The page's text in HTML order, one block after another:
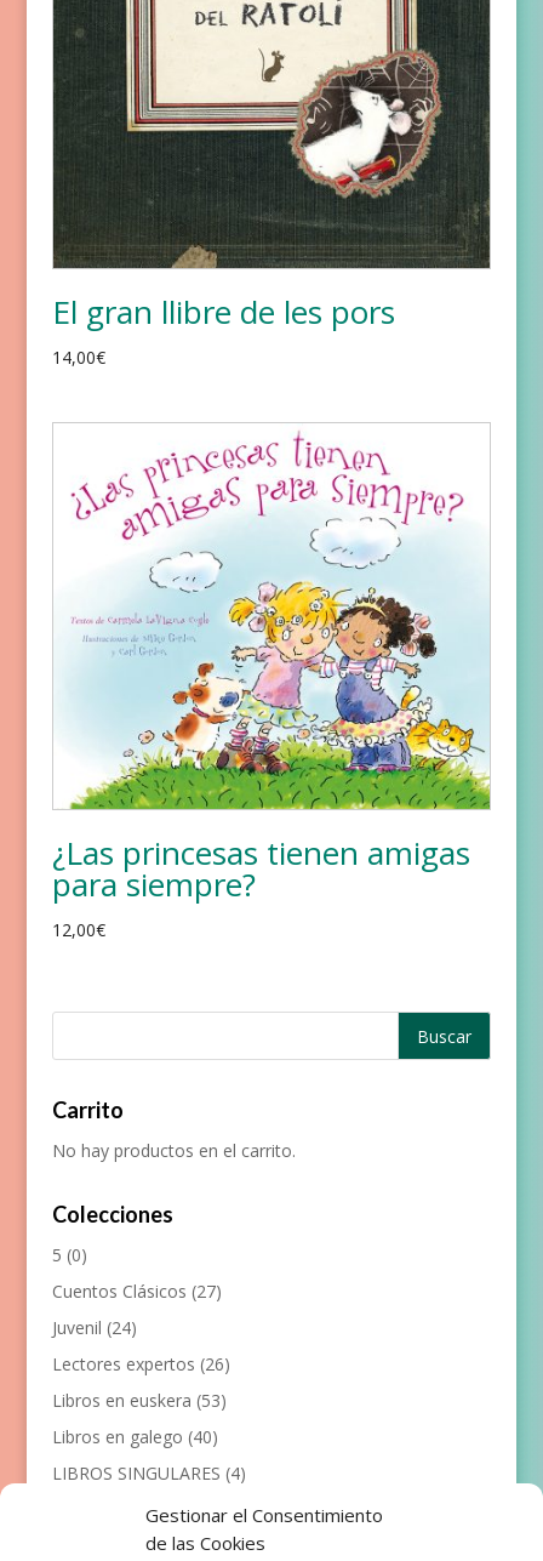
Gestionar el Consentimiento
de las Cookies
El gran llibre de les pors
14,00€
¿Las princesas tienen amigas
para siempre?
12,00€
Carrito
No hay productos en el carrito.
Colecciones
5 (0)
Cuentos Clásicos (27)
Juvenil (24)
Lectores expertos (26)
Libros en euskera (53)
Libros en galego (40)
LIBROS SINGULARES (4)
Llibres en català (117)
Manualidades (53)